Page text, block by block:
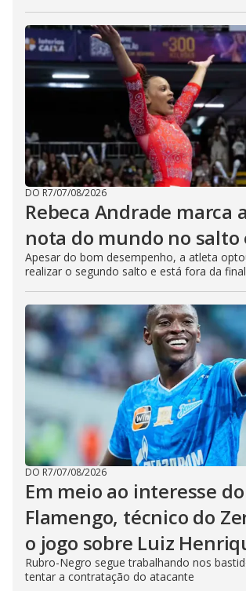
DO R7/07/08/2026
Rebeca Andrade marca
nota do mundo no salto
Apesar do bom desempenho, a atleta
realizar o segundo salto e está fora da final
DO R7/07/08/2026
Em meio ao interesse do
Flamengo, técnico do
o jogo sobre Luiz
Rubro-Negro segue trabalhando nos
tentar a contratação do atacante